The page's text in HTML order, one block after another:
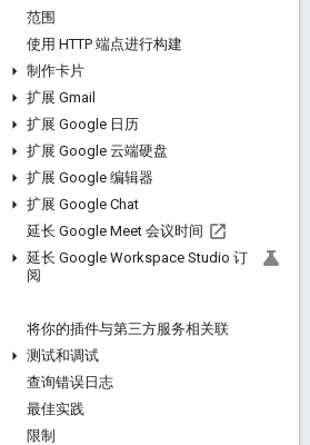
范围
使用 HTTP 端点进行构建
制作卡片
扩展 Gmail
扩展 Google 日历
扩展 Google 云端硬盘
扩展 Google 编辑器
扩展 Google Chat
延长 Google Meet 会议时间
延长 Google Workspace Studio 订
阅
将你的插件与第三方服务相关联
测试和调试
查询错误日志
最佳实践
限制